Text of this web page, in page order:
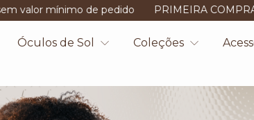
de pedido PRIMEIRA COMPRA? adicione o
Óculos de Sol Coleções